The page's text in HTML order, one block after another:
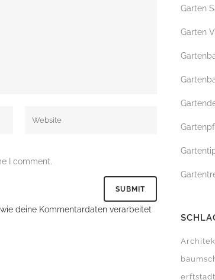
GARTENBEWÄSSERUNG
MÄHROBOTER SERVICE
I comment.
deine Kommentardaten verarbeitet
Garten
Garten
erftstadt